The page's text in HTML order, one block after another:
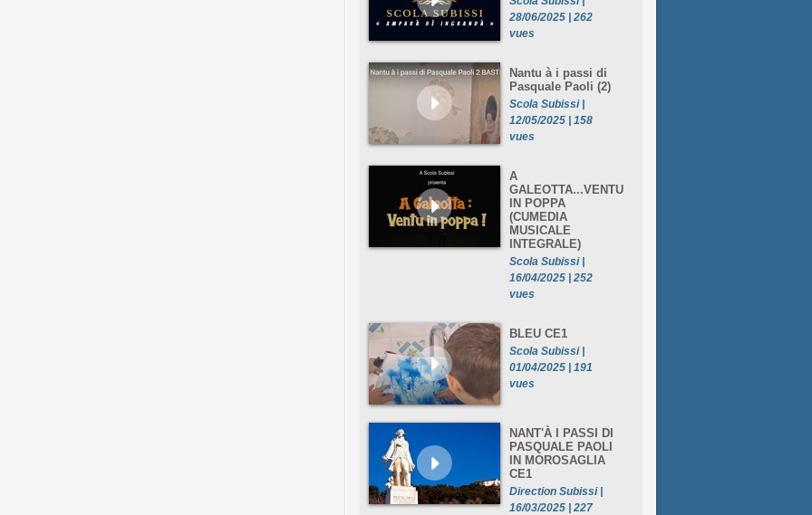
28/06/2025 | 262
vues
Nantu à i passi di
Pasquale Paoli (2)
Scola Subissi |
12/05/2025 | 158
vues
A
GALEOTTA...VENTU
IN POPPA
(CUMEDIA
MUSICALE
INTEGRALE)
Scola Subissi |
16/04/2025 | 252
vues
BLEU CE1
Scola Subissi |
01/04/2025 | 191
vues
NANT'À I PASSI DI
PASQUALE PAOLI
IN MOROSAGLIA
CE1
Direction Subissi |
16/03/2025 | 227